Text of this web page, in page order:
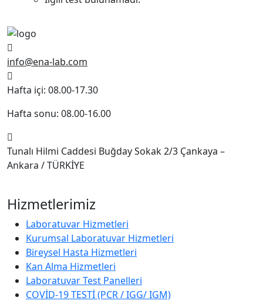
info@ena-lab.com
Hafta içi: 08.00-17.30
Hafta sonu: 08.00-16.00
Tunalı Hilmi Caddesi Buğday Sokak 2/3 Çankaya –
Ankara / TÜRKİYE
Hizmetlerimiz
Laboratuvar Hizmetleri
Kurumsal Laboratuvar Hizmetleri
Bireysel Hasta Hizmetleri
Kan Alma Hizmetleri
Laboratuvar Test Panelleri
COVİD-19 TESTİ (PCR / IGG/ IGM)